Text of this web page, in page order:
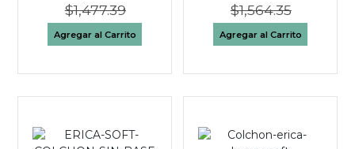
$1,477.39
Agregar al Carrito
$1,564.35
Agregar al Carrito